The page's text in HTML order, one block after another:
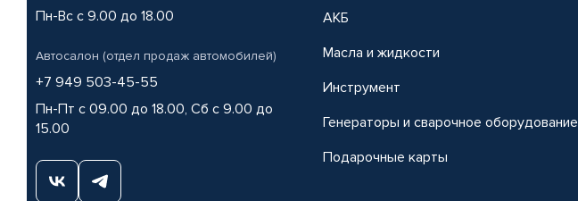
Пн-Вс с 9.00 до 18.00
Автосалон (отдел продаж автомобилей)
+7 949 503-45-55
Пн-Пт с 09.00 до 18.00, Сб с 9.00 до
15.00
АКБ
Масла и жидкости
Инструмент
Генераторы и сварочное оборудование
Подарочные карты